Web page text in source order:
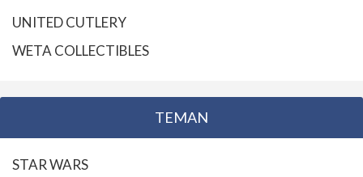
UNITED CUTLERY
WETA COLLECTIBLES
TEMAN
STAR WARS